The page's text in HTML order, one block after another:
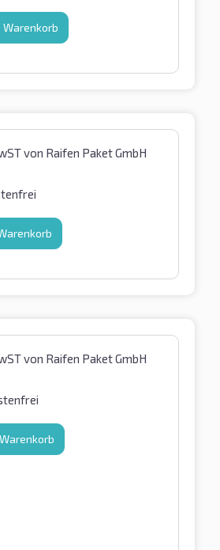
Warenkorb
von Raifen Paket GmbH
von Raifen Paket GmbH
Warenkorb